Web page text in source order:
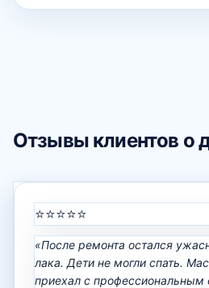
Отзывы клиентов о
⭐⭐⭐⭐⭐
«После ремонта остался
лака. Дети не могли спать.
приехал с профессиональным